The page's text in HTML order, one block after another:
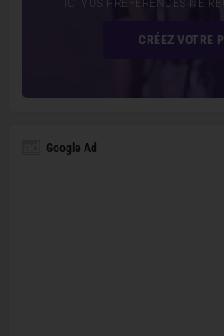
CRÉEZ VOTRE
Google Ad